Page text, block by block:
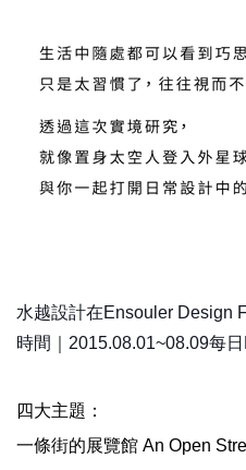
水越設計在Ensouler Design
時間｜2015.08.01~08.09每
四大主題：
一條街的展覽館 An Open